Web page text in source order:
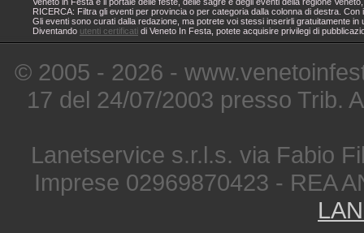
RICERCA: Filtra gli eventi per provincia o per categoria dalla colonna di destra.
Gli eventi sono curati dalla redazione, ma potrete voi stessi inserirli gratuitamente
Diventando utenti certificati di Veneto In Festa, potete acquisire privilegi di
© 2005 - 2026 -
17 del 24/07/2003 presso Trib.
Lanetservice s.r.l.s. via Fabio
Imprese 02969870423 - REA